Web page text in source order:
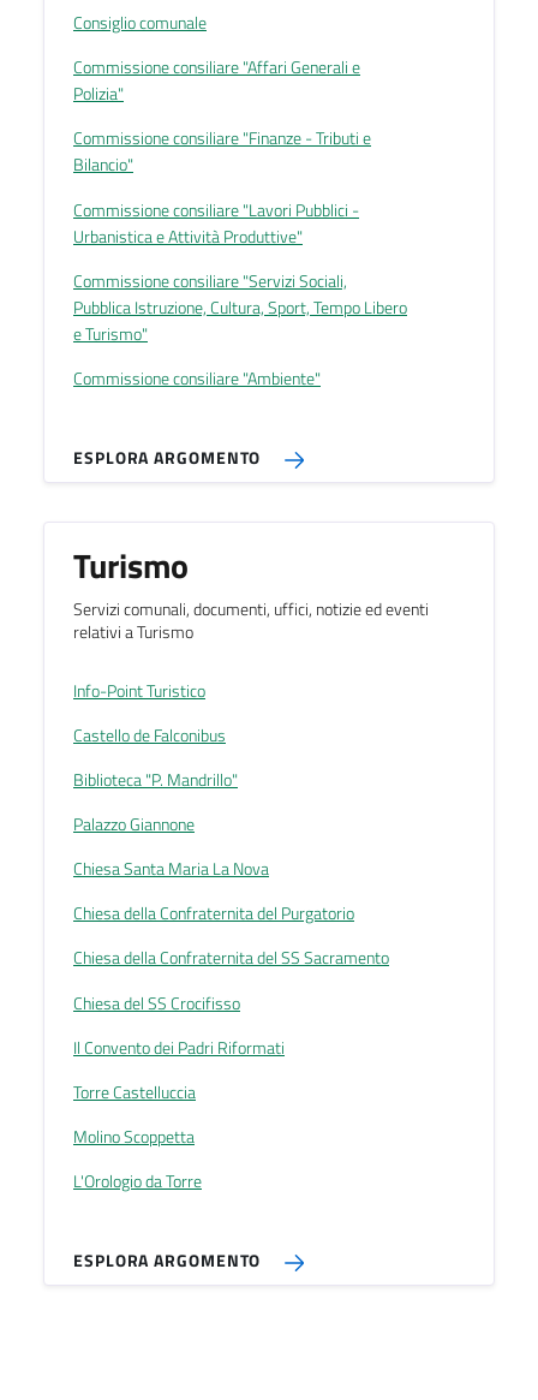
Consiglio comunale
Commissione consiliare "Affari Generali e
Polizia"
Commissione consiliare "Finanze - Tributi e
Bilancio"
Commissione consiliare "Lavori Pubblici -
Urbanistica e Attività Produttive"
Commissione consiliare "Servizi Sociali,
Pubblica Istruzione, Cultura, Sport, Tempo Libero
e Turismo"
Commissione consiliare "Ambiente"
ESPLORA ARGOMENTO
Turismo
Servizi comunali, documenti, uffici, notizie ed eventi
relativi a Turismo
Info-Point Turistico
Castello de Falconibus
Biblioteca "P. Mandrillo"
Palazzo Giannone
Chiesa Santa Maria La Nova
Chiesa della Confraternita del Purgatorio
Chiesa della Confraternita del SS Sacramento
Chiesa del SS Crocifisso
Il Convento dei Padri Riformati
Torre Castelluccia
Molino Scoppetta
L'Orologio da Torre
ESPLORA ARGOMENTO